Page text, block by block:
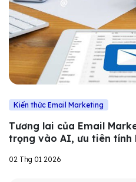
Kiến thức Email Marketing
Tương lai của Email
trọng vào AI, ưu tiên tính
02 Thg 01 2026